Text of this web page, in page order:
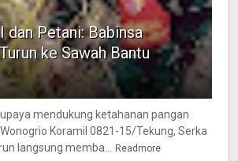
dan Petani: Babinsa
ke Sawah Bantu
upaya mendukung ketahanan pangan
Koramil 0821-15/Tekung, Serka
langsung memba...
Readmore